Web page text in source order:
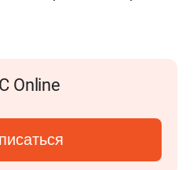
Online